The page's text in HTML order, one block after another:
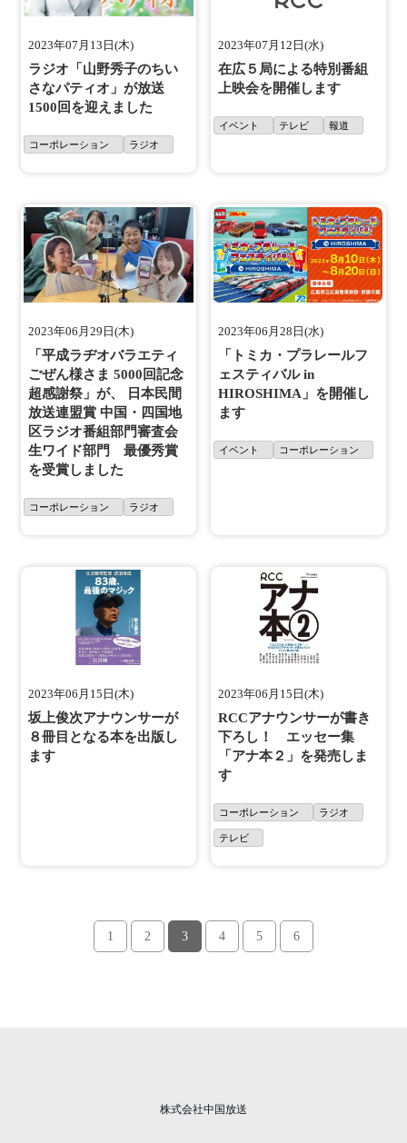
2023年07月13日(木)
ラジオ「山野秀子のちい
さなパティオ」が放送
1500回を迎えました
コーポレーション ラジオ
2023年07月12日(水)
在広５局による特別番組
上映会を開催します
イベント テレビ 報道
2023年06月29日(木)
「平成ラヂオバラエティ
ごぜん様さま 5000回記念
超感謝祭」が、 日本民間
放送連盟賞 中国・四国地
区ラジオ番組部門審査会
生ワイド部門 最優秀賞
を受賞しました
コーポレーション ラジオ
2023年06月28日(水)
「トミカ・プラレールフ
ェスティバル in
HIROSHIMA」を開催し
ます
イベント コーポレーション
2023年06月15日(木)
坂上俊次アナウンサーが
８冊目となる本を出版し
ます
2023年06月15日(木)
RCCアナウンサーが書き
下ろし！ エッセー集
「アナ本２」を発売しま
す
コーポレーション ラジオ
テレビ
1 2 3 4 5 6
株式会社中国放送